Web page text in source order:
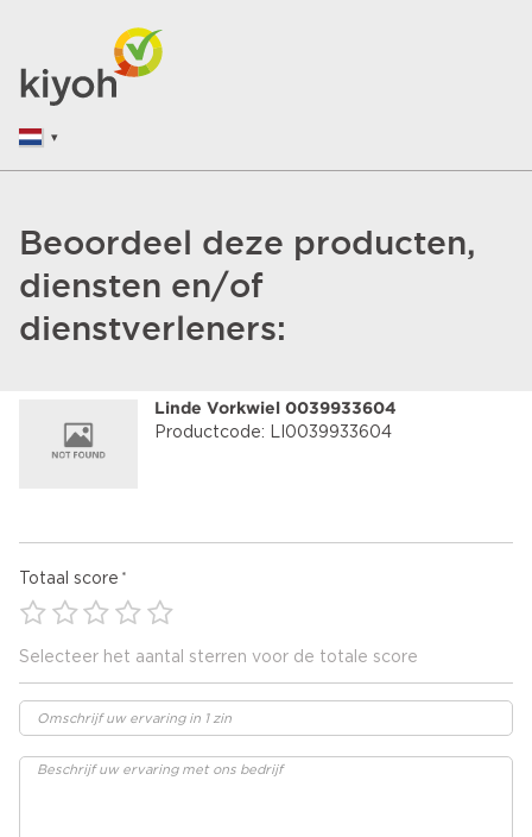
Beoordeel deze producten,
diensten en/of
dienstverleners:
Linde Vorkwiel 0039933604
Productcode: LI0039933604
Totaal score
Selecteer het aantal sterren voor de totale score